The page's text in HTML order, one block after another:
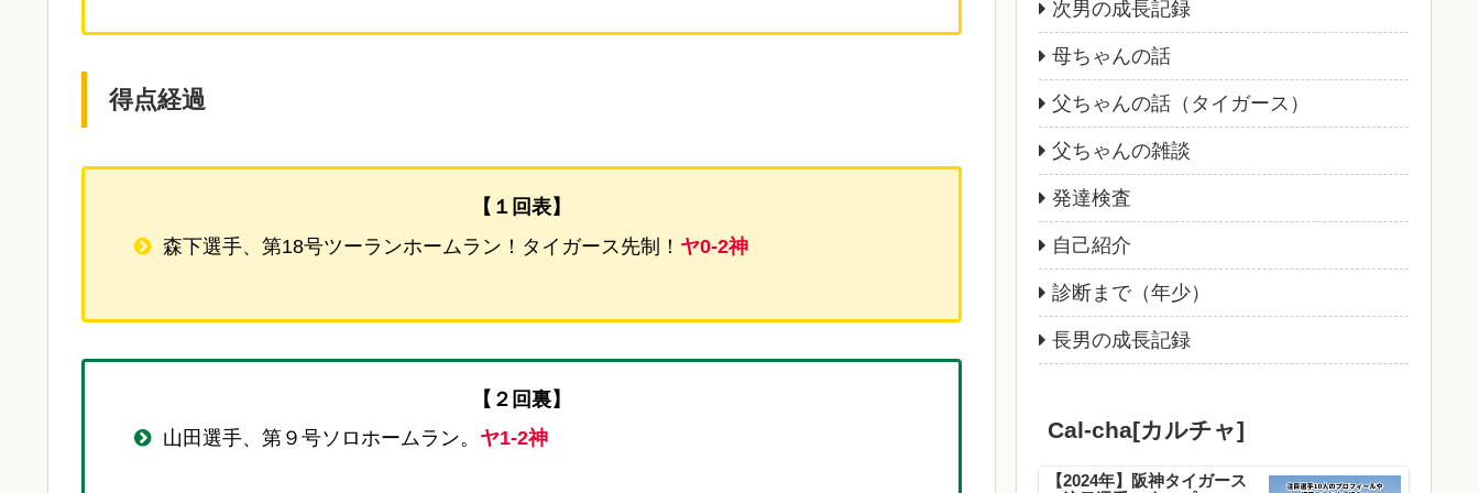
得点経過
【１回表】
森下選手、第18号ツーランホームラン！タイガース先制！ ヤ0-2神
【２回裏】
山田選手、第９号ソロホームラン。 ヤ1-2神
次男の成長記録
母ちゃんの話
父ちゃんの話（タイガース）
父ちゃんの雑談
発達検査
自己紹介
診断まで（年少）
長男の成長記録
Cal-cha[カルチャ]
【2024年】阪神タイガース